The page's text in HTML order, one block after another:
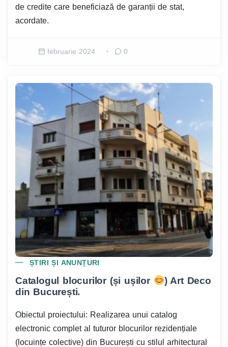
de credite care beneficiază de garanții de stat,
acordate.
februarie 2024 0
ȘTIRI ȘI ANUNȚURI
Catalogul blocurilor (și ușilor
) Art Deco
din București.
Obiectul proiectului: Realizarea unui catalog
electronic complet al tuturor blocurilor rezidențiale
(locuințe colective) din București cu stilul arhitectural